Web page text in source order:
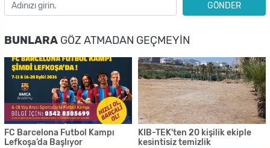
GÖNDER
BUNLARA GÖZ ATMADAN GEÇMEYIN
FC Barcelona Futbol Kampı
Lefkoşa’da Başlıyor
KIB-TEK'ten 20 kişilik ekiple
kesintisiz temizlik